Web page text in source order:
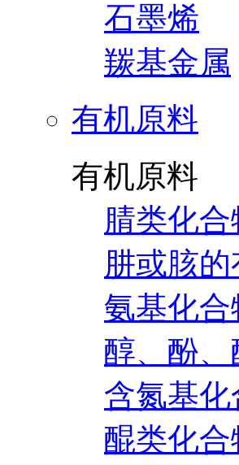
石墨烯
羰基金属
有机原料
有机原料
腈类化合
肼或胲
氨基化合
醇、酚
含氮基化
醌类化合